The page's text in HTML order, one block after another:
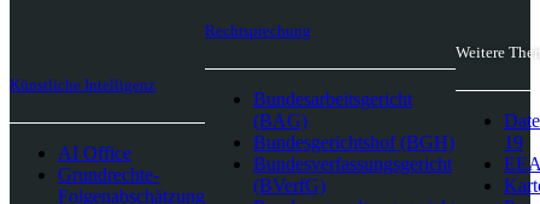
Künstliche Intelligenz
AI Office
Grundrechte-
Folgenabschätzung
Rechtsprechung
Bundesarbeitsgericht
(BAG)
Bundesgerichtshof (BGH)
Bundesverfassungsgericht
(BVerfG)
Weitere
19